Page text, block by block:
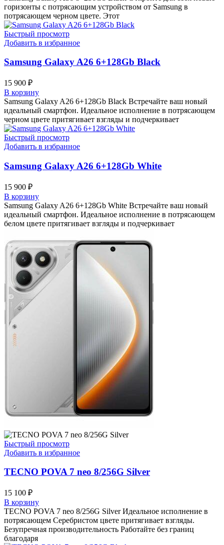
горизонты с потрясающим устройством от Samsung в
потрясающем черном цвете. Этот
Быстрый просмотр
Добавить в избранное
Samsung Galaxy A26 6+128Gb Black
15 900 ₽
В корзину
Samsung Galaxy A26 6+128Gb Black Встречайте ваш новый
идеальный смартфон. Идеальное исполнение в потрясающем
черном цвете притягивает взгляды и подчеркивает
Быстрый просмотр
Добавить в избранное
Samsung Galaxy A26 6+128Gb White
15 900 ₽
В корзину
Samsung Galaxy A26 6+128Gb White Встречайте ваш новый
идеальный смартфон. Идеальное исполнение в потрясающем
белом цвете притягивает взгляды и подчеркивает
Быстрый просмотр
Добавить в избранное
TECNO POVA 7 neo 8/256G Silver
15 100 ₽
В корзину
TECNO POVA 7 neo 8/256G Silver Идеальное исполнение в
потрясающем Серебристом цвете притягивает взгляды.
Безупречная производительность Работайте без границ
благодаря